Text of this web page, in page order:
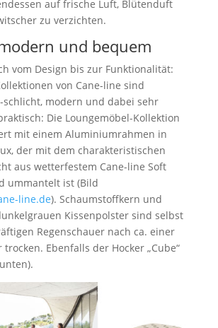
auf frische Luft, Blütenduft
zu verzichten.
und bequem
vom Design bis zur Funktionalität:
von Cane-line sind
schlicht, modern und dabei sehr
Die Loungemöbel-Kollektion
mit einem Aluminiumrahmen in
der mit dem charakteristischen
aus wetterfestem Cane-line Soft
ummantelt ist (Bild
line.de). Schaumstoffkern und
Kissenpolster sind selbst
Regenschauer nach ca. einer
Ebenfalls der Hocker „Cube“